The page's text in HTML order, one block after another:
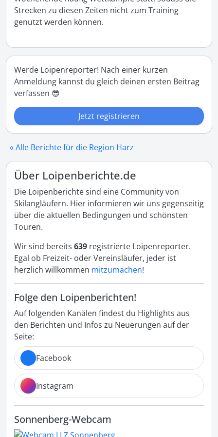
Strecken zu diesen Zeiten nicht zum Training
genutzt werden können.
Werde Loipenreporter! Nach einer kurzen
Anmeldung kannst du gleich deinen ersten Beitrag
verfassen 😎
Jetzt registrieren
« Alle Berichte für die Region Harz
Über Loipenberichte.de
Die Loipenberichte sind eine Community von
Skilangläufern. Hier informieren wir uns gegenseitig
über die aktuellen Bedingungen und schönsten
Touren.
Wir sind bereits 639 registrierte Loipenreporter.
Egal ob Freizeit- oder Vereinsläufer, jeder ist
herzlich willkommen mitzumachen!
Folge den Loipenberichten!
Auf folgenden Kanälen findest du Highlights aus
den Berichten und Infos zu Neuerungen auf der
Seite:
Facebook
Instagram
Sonnenberg-Webcam